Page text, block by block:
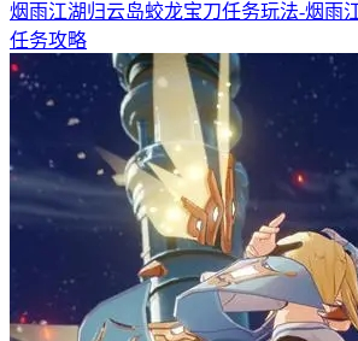
烟雨江湖归云岛蛟龙宝刀任务玩法-烟雨
任务攻略